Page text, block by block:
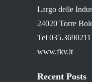
Largo delle
24020 Torre
Tel
www.fkv.it
Recent Posts